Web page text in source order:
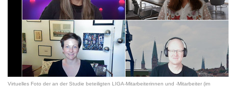
Virtuelles Foto der an der Studie beteiligten LIGA-Mitarbeiterinnen und -Mitarbeiter (im